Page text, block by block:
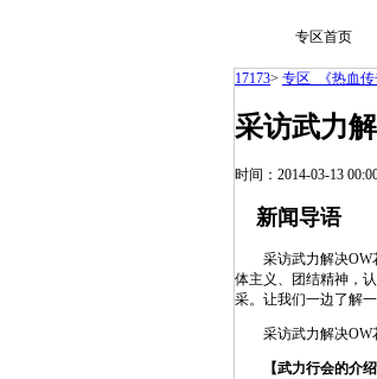
专区首页
17173> 专区_《热血传
采访武力
时间：2014-03-13
新闻导语
采访武力解决OW
体主义、团结精神，
采。让我们一边了解
采访武力解决OW
【武力行会的介绍